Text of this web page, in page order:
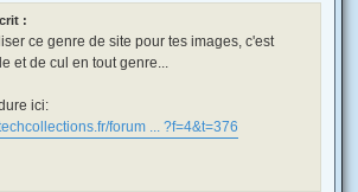
:
ce genre de site pour tes images, c'est
et de cul en tout genre...
ici:
forum ... ?f=4&t=376